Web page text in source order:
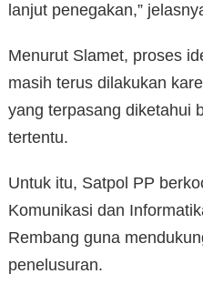
lanjut penegakan,”
Menurut Slamet, proses
masih terus dilakukan
yang terpasang diketahui
tertentu.
Untuk itu, Satpol PP
Komunikasi dan
Rembang guna
penelusuran.